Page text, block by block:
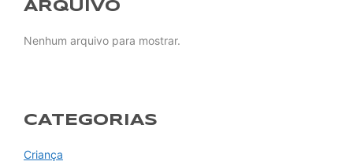
ARQUIVO
Nenhum arquivo para mostrar.
CATEGORIAS
Criança